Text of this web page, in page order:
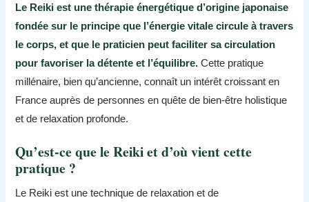
Le Reiki est une thérapie énergétique d’origine japonaise
fondée sur le principe que l’énergie vitale circule à travers
le corps, et que le praticien peut faciliter sa circulation
pour favoriser la détente et l’équilibre. Cette pratique
millénaire, bien qu’ancienne, connaît un intérêt croissant en
France auprès de personnes en quête de bien-être holistique
et de relaxation profonde.
Qu’est-ce que le Reiki et d’où vient cette
pratique ?
Le Reiki est une technique de relaxation et de